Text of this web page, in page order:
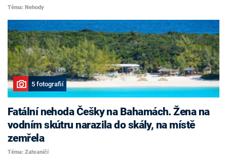
Téma: Nehody
5 fotografií
Fatální nehoda Češky na Bahamách. Žena na
vodním skútru narazila do skály, na místě
zemřela
Téma: Zahraničí